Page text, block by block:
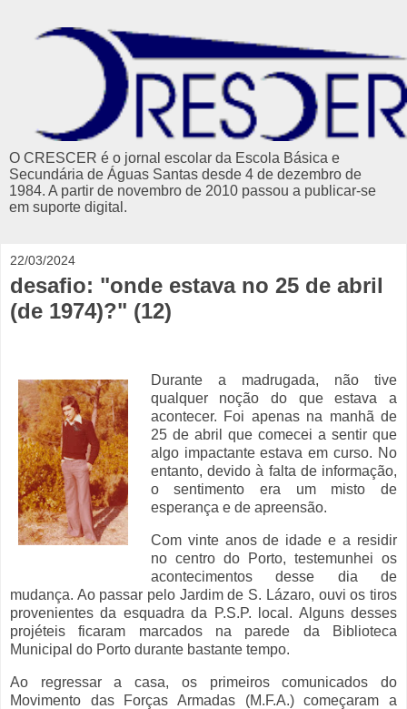
O CRESCER é o jornal escolar da Escola Básica e
Secundária de Águas Santas desde 4 de dezembro de
1984. A partir de novembro de 2010 passou a publicar-se
em suporte digital.
22/03/2024
desafio: "onde estava no 25 de abril
(de 1974)?" (12)
Durante a madrugada, não tive
qualquer noção do que estava a
acontecer. Foi apenas na manhã de
25 de abril que comecei a sentir que
algo impactante estava em curso. No
entanto, devido à falta de informação,
o sentimento era um misto de
esperança e de apreensão.
Com vinte anos de idade e a residir
no centro do Porto, testemunhei os
acontecimentos desse dia de
mudança. Ao passar pelo Jardim de S. Lázaro, ouvi os tiros
provenientes da esquadra da P.S.P. local. Alguns desses
projéteis ficaram marcados na parede da Biblioteca
Municipal do Porto durante bastante tempo.
Ao regressar a casa, os primeiros comunicados do
Movimento das Forças Armadas (M.F.A.) começaram a